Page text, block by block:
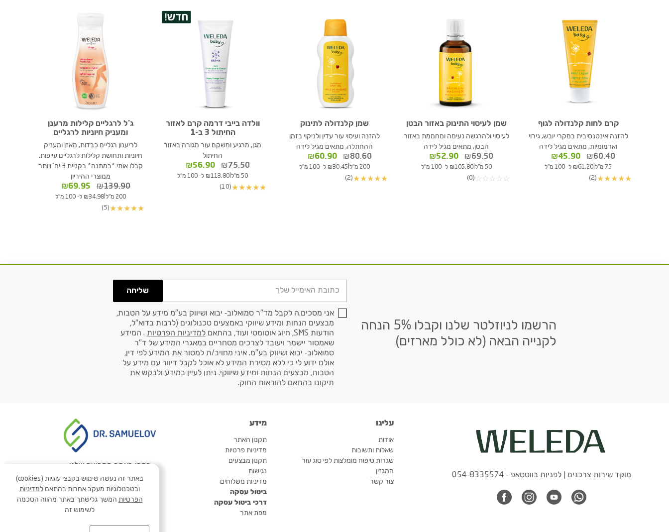
קרם לחות קלנדולה לגוף
להזנה אינטנסיבית במקרי יובש, גירוי
ואדמומיות, מתאים מגיל לידה
₪60.40
המחיר
המקורי
₪45.90
המחיר
הנוכחי
75 מ"ל | ₪61.20 ל- 100 מ"ל
★
★
★
★
★
(2)
שמן לעיסוי התינוק באזור הבטן
לעיסוי ולהרגשה נעימה ומחממת באזור
הבטן, מתאים מגיל לידה
₪69.50
המחיר
המקורי
₪52.90
המחיר
הנוכחי
50 מ"ל |₪105.80 ל- 100 מ"ל
☆
☆
☆
☆
☆
(0)
שמן קלנדולה לתינוק
להזנה ועיסוי עור עדין ולניקוי בזמן
ההחתלה, מתאים מגיל לידה
₪80.60
המחיר
המקורי
₪60.90
הנוכחי
200 מ"ל | ₪30.45 ל- 100 מ"ל
★
★
★
★
★
(2)
וולדה בייבי דרמה קרם לאזור
החיתול 3 ב-1
מגן, מרגיע ומשקם עור מגורה באזור
החיתול
₪75.50
המחיר
המקורי
₪56.90
הנוכחי
50 מ"ל | ₪113.80 ל- 100 מ"ל
★
★
★
★
★
(10)
ג’ל לרגליים קלילות מרענן
ומעניק חיוניות לרגליים
לריענון רגליים כבדות, מאזן ומעניק
חיוניות ותחושת קלילות לרגליים עייפות.
קבלו אותי *במתנה* בקניית 3 יח' ויותר
ממוצרי ההיריון
₪139.90
המחיר
המקורי
₪69.95
הנוכחי
200 מ"ל | ₪34.98 ל- 100 מ"ל
★
★
★
★
★
(5)
הרשמו לניוזלטר שלנו וקבלו 5% הנחה
לקנייה הבאה (לא כולל מארזים)
שליחה
אני מסכים.ה לקבל מד"ר סמואלוב- יבוא ושיווק בע"מ מידע על הטבות,
מבצעים הנחות ומידע שיווקי באמצעים טכנולוגים (לרבות בדוא"ל,
הודעות SMS, חיוג אוטומטי ועוד, בהתאם
למדיניות הפרטיות . המידע
שאמסור יישמר ויעובד לצרכים מסחריים במאגרי המידע של ד"ר
סמואלוב- יבוא ושיווק בע"מ. איני מחויב/ת למסור את המידע לפי דין,
אולם ידוע לי כי ללא מסירת המידע לא אוכל לקבל דיוור עם מידע על
הטבות, מבצעים הנחות ומידע שיווקי. ניתן לעיין במידע ולבקש את
תיקונו בהתאם להוראות החוק.
מוקד שירות צרכנים | לפניות בווטסאפ - 054-8335574
עלינו
אודות
שאלות ותשובות
שגרות טיפוח מומלצות לפי סוג עור
המגזין
צור קשר
מידע
תקנון האתר
מדיניות פרטיות
תקנון מבצעים
נגישות
מדיניות משלוחים
ביטול עסקה
דרכי ביטול עסקה
מפת אתר
בקרו באתר הקבוצה שלנו
באתר זה נעשה שימוש בקבצי עוגיות (cookies)
ובטכנולוגיות מעקב אחרות בהתאם למדיניות
הפרטיות המשך גלישתך באתר מהווה הסכמה
לשימוש זה